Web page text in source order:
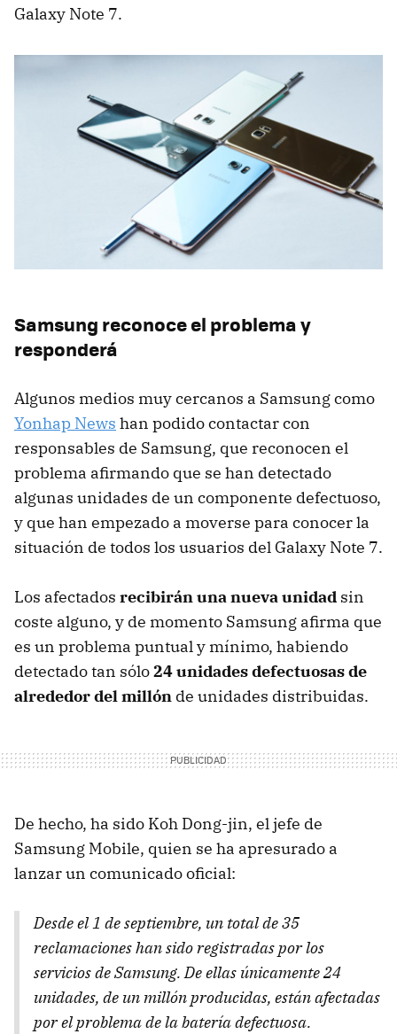
Galaxy Note 7.
Samsung reconoce el problema y
responderá
Algunos medios muy cercanos a Samsung como
Yonhap News han podido contactar con
responsables de Samsung, que reconocen el
problema afirmando que se han detectado
algunas unidades de un componente defectuoso,
y que han empezado a moverse para conocer la
situación de todos los usuarios del Galaxy Note 7.
Los afectados recibirán una nueva unidad sin
coste alguno, y de momento Samsung afirma que
es un problema puntual y mínimo, habiendo
detectado tan sólo24 unidades defectuosas de
alrededor del millón de unidades distribuidas.
De hecho, ha sido Koh Dong-jin, el jefe de
Samsung Mobile, quien se ha apresurado a
lanzar un comunicado oficial:
Desde el 1 de septiembre, un total de 35
reclamaciones han sido registradas por los
servicios de Samsung. De ellas únicamente 24
unidades, de un millón producidas, están afectadas
por el problema de la batería defectuosa.